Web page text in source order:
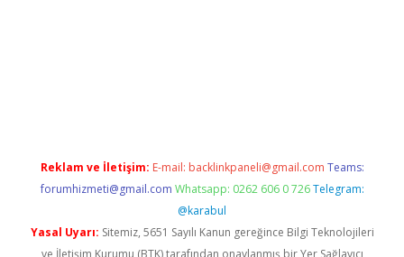
Reklam ve İletişim: E-mail: backlinkpaneli@gmail.com Teams:
forumhizmeti@gmail.com Whatsapp: 0262 606 0 726 Telegram:
@karabul
Yasal Uyarı: Sitemiz, 5651 Sayılı Kanun gereğince Bilgi Teknolojileri
ve İletişim Kurumu (BTK) tarafından onaylanmış bir Yer Sağlayıcı